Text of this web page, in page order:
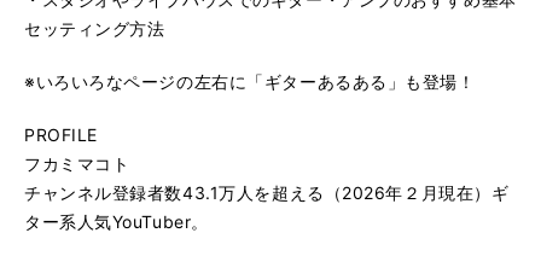
セッティング方法
※いろいろなページの左右に「ギターあるある」も登場！
PROFILE
フカミマコト
チャンネル登録者数43.1万人を超える（2026年２月現在）ギ
ター系人気YouTuber。